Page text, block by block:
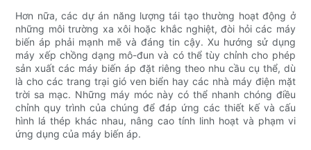
Hơn nữa, các dự án năng lượng tái tạo thường hoạt động ở
những môi trường xa xôi hoặc khắc nghiệt, đòi hỏi các máy
biến áp phải mạnh mẽ và đáng tin cậy. Xu hướng sử dụng
máy xếp chồng dạng mô-đun và có thể tùy chỉnh cho phép
sản xuất các máy biến áp đặt riêng theo nhu cầu cụ thể, dù
là cho các trang trại gió ven biển hay các nhà máy điện mặt
trời sa mạc. Những máy móc này có thể nhanh chóng điều
chỉnh quy trình của chúng để đáp ứng các thiết kế và cấu
hình lá thép khác nhau, nâng cao tính linh hoạt và phạm vi
ứng dụng của máy biến áp.